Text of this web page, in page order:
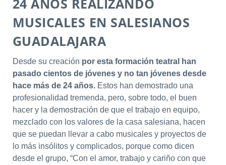
24 AÑOS REALIZANDO
MUSICALES EN SALESIANOS
GUADALAJARA
Desde su creación por esta formación teatral han
pasado cientos de jóvenes y no tan jóvenes desde
hace más de 24 años.Estos han demostrado una
profesionalidad tremenda, pero, sobre todo, el buen
hacer y la demostración de que el trabajo en equipo,
mezclado con los valores de la casa salesiana, hacen
que se puedan llevar a cabo musicales y proyectos de
lo más insólitos y complicados, porque como dicen
desde el grupo, “Con el amor, trabajo y cariño con que